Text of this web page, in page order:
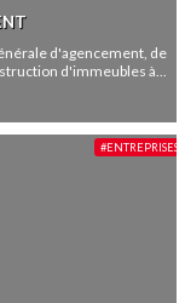
d'agencement, de
d'immeubles à...
#ENTREPRISES